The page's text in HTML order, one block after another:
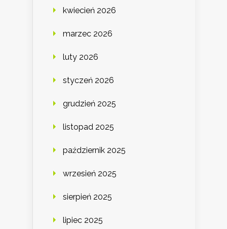
kwiecień 2026
marzec 2026
luty 2026
styczeń 2026
grudzień 2025
listopad 2025
październik 2025
wrzesień 2025
sierpień 2025
lipiec 2025